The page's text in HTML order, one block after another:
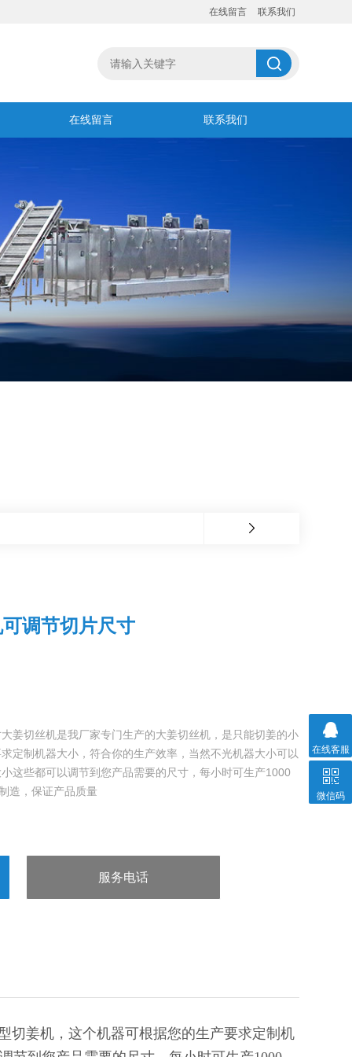
在线留言 联系我们
在线留言 联系我们
调节切片尺寸
姜切丝机是我厂家专门生产的大姜切丝机，是只能切姜的小
定制机器大小，符合你的生产效率，当然不光机器大小可以
这些都可以调节到您产品需要的尺寸，每小时可生产1000
造，保证产品质量
服务电话
切姜机，这个机器可根据您的生产要求定制机
在线客服
微信码